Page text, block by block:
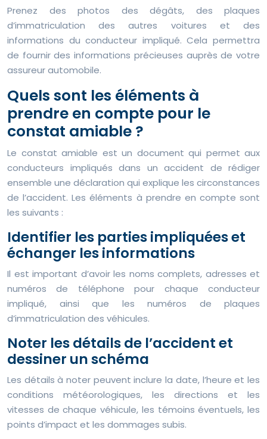
Prenez des photos des dégâts, des plaques
d’immatriculation des autres voitures et des
informations du conducteur impliqué. Cela permettra
de fournir des informations précieuses auprès de votre
assureur automobile.
Quels sont les éléments à
prendre en compte pour le
constat amiable ?
Le constat amiable est un document qui permet aux
conducteurs impliqués dans un accident de rédiger
ensemble une déclaration qui explique les circonstances
de l’accident. Les éléments à prendre en compte sont
les suivants :
Identifier les parties impliquées et
échanger les informations
Il est important d’avoir les noms complets, adresses et
numéros de téléphone pour chaque conducteur
impliqué, ainsi que les numéros de plaques
d’immatriculation des véhicules.
Noter les détails de l’accident et
dessiner un schéma
Les détails à noter peuvent inclure la date, l’heure et les
conditions météorologiques, les directions et les
vitesses de chaque véhicule, les témoins éventuels, les
points d’impact et les dommages subis.